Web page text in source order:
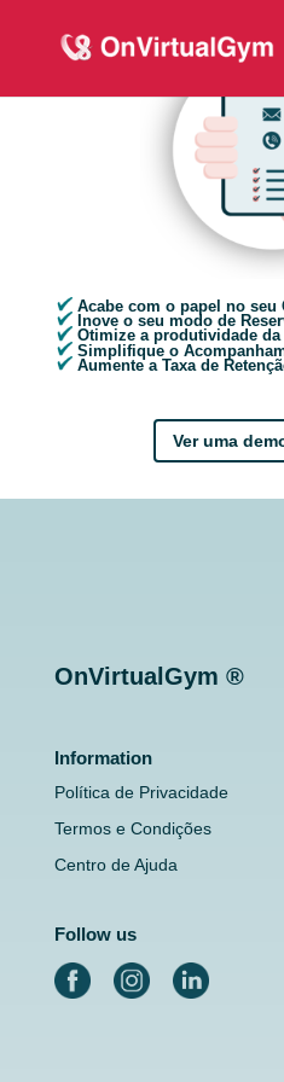
Acabe com o papel no seu
Inove o seu modo de
Otimize a produtividade da
Simplifique o
Aumente a Taxa de
Ver uma
OnVirtualGym ®
Information
Política de Privacidade
Termos e Condições
Centro de Ajuda
Follow us